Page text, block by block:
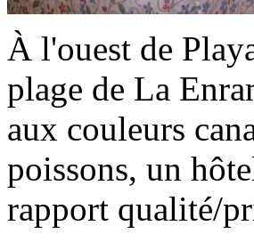
À l'ouest de
plage de La
aux couleurs
poissons, un
rapport qualité/